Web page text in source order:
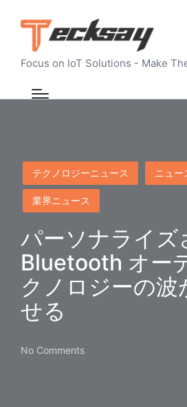
Focus on IoT Solutions - Make
Posted
in
テクノロジーニュース ニュー
業界ニュース
パーソナライズ
Bluetooth オー
クノロジーの波
せる
No Comments